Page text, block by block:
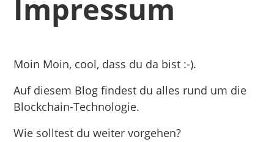
Impressum
Moin Moin, cool, dass du da bist :-).
Auf diesem Blog findest du alles rund um die
Blockchain-Technologie.
Wie solltest du weiter vorgehen?